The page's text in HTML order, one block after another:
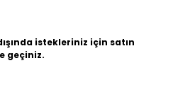
istekleriniz için satın
geçiniz.